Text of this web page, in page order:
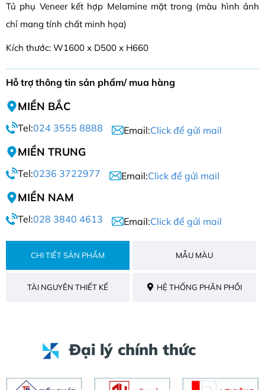
Tủ phụ Veneer kết hợp Melamine mặt trong (màu hình ảnh
chỉ mang tính chất minh họa)
Kích thước: W1600 x D500 x H660
Hỗ trợ thông tin sản phẩm/ mua hàng
MIỀN BẮC
Tel:024 3555 8888 Email:Click để gửi mail
MIỀN TRUNG
Tel:0236 3722977 Email:Click để gửi mail
MIỀN NAM
Tel:028 3840 4613 Email:Click để gửi mail
CHI TIẾT SẢN PHẨM MẪU MÀU
TÀI NGUYÊN THIẾT KẾ HỆ THỐNG PHÂN PHỐI
Đại lý chính thức